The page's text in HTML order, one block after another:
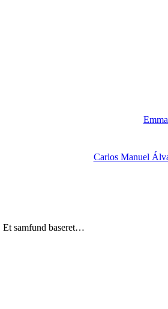
Carlos Manuel
Et samfund baseret…